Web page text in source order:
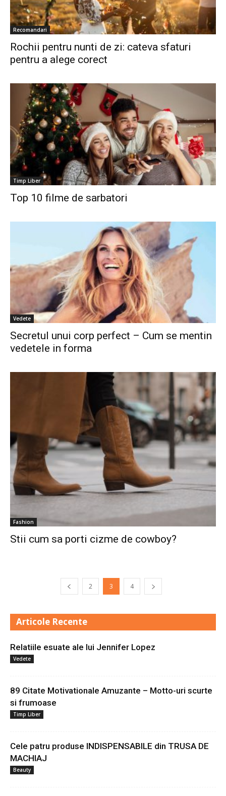
Recomandari
Rochii pentru nunti de zi: cateva sfaturi
pentru a alege corect
Timp Liber
Top 10 filme de sarbatori
Vedete
Secretul unui corp perfect – Cum se mentin
vedetele in forma
Fashion
Stii cum sa porti cizme de cowboy?
2 3 4
Articole Recente
Relatiile esuate ale lui Jennifer Lopez
Vedete
89 Citate Motivationale Amuzante – Motto-uri scurte
si frumoase
Timp Liber
Cele patru produse INDISPENSABILE din TRUSA DE
MACHIAJ
Beauty